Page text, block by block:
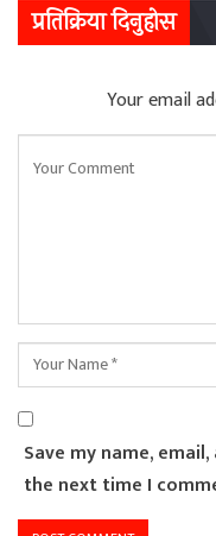
प्रतिक्रिया दिनुहोस
Your email
Save my name,
the next time I